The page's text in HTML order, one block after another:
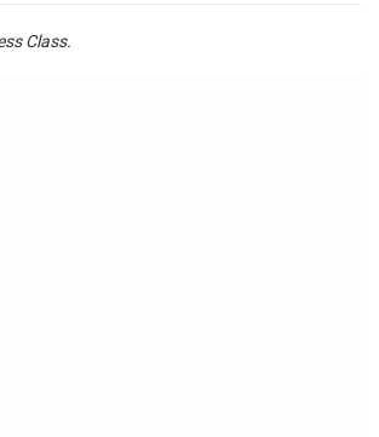
Class.